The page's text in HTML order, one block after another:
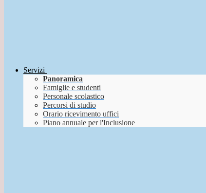
Servizi
Panoramica
Famiglie e studenti
Personale scolastico
Percorsi di studio
Orario ricevimento uffici
Piano annuale per l'Inclusione